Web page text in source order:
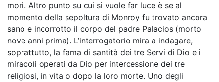
morì. Altro punto su cui si vuole far luce è se al
momento della sepoltura di Monroy fu trovato ancora
sano e incorrotto il corpo del padre Palacios (morto
nove anni prima). L’interrogatorio mira a indagare,
soprattutto, la fama di santità dei tre Servi di Dio e i
miracoli operati da Dio per intercessione dei tre
religiosi, in vita o dopo la loro morte. Uno degli